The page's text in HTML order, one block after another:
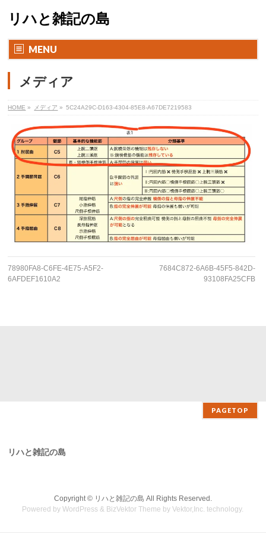
リハと雑記の島
MENU
メディア
HOME » メディア » 5C24A29C-D163-4304-85E8-A67DE7219583
78980FA8-C6FE-4E75-A5F2-
6AFDEF1610A2
7684C872-6A6B-45F5-842D-
93108FA25CFB
PAGETOP
リハと雑記の島
Copyright © リハと雑記の島 All Rights Reserved.
Powered byWordPress & BizVektor Theme by Vektor,Inc. technology.